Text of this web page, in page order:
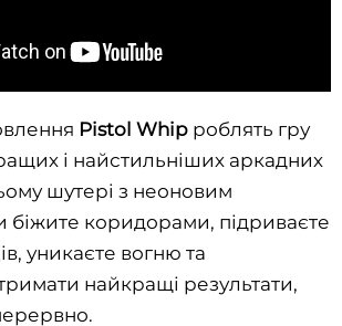
Pistol Whip роблять гру
і найстильніших аркадних
шутері з неоновим
біжите коридорами, підриваєте
уникаєте вогню та
найкращі результати,